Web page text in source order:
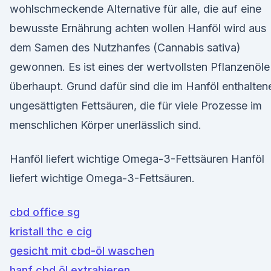
wohlschmeckende Alternative für alle, die auf eine
bewusste Ernährung achten wollen Hanföl wird aus
dem Samen des Nutzhanfes (Cannabis sativa)
gewonnen. Es ist eines der wertvollsten Pflanzenöle
überhaupt. Grund dafür sind die im Hanföl
ungesättigten Fettsäuren, die für viele Prozesse im
menschlichen Körper unerlässlich sind.
Hanföl liefert wichtige Omega-3-Fettsäuren Hanföl
liefert wichtige Omega-3-Fettsäuren.
cbd office sg
kristall thc e cig
gesicht mit cbd-öl waschen